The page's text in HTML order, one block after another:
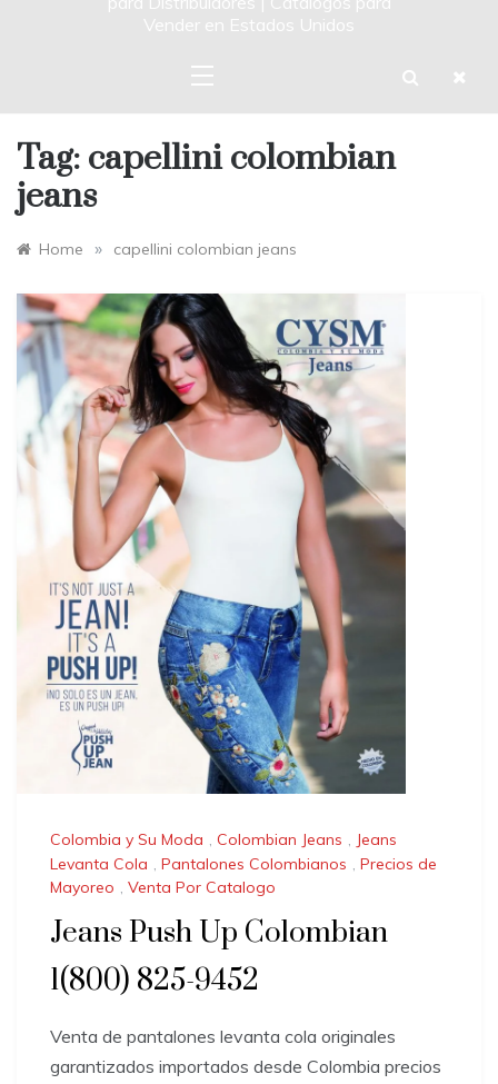
Vender en Estados Unidos
Tag: capellini colombian
jeans
Home » capellini colombian jeans
Colombia y Su Moda , Colombian Jeans , Jeans
Levanta Cola , Pantalones Colombianos , Precios de
Mayoreo , Venta Por Catalogo
Jeans Push Up Colombian
1(800) 825-9452
Venta de pantalones levanta cola originales
garantizados importados desde Colombia precios